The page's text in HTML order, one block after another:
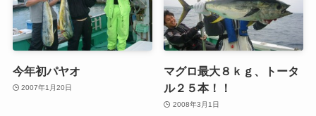
今年初パヤオ
2007年1月20日
マグロ最大８ｋｇ、トータ
ル２５本！！
2008年3月1日